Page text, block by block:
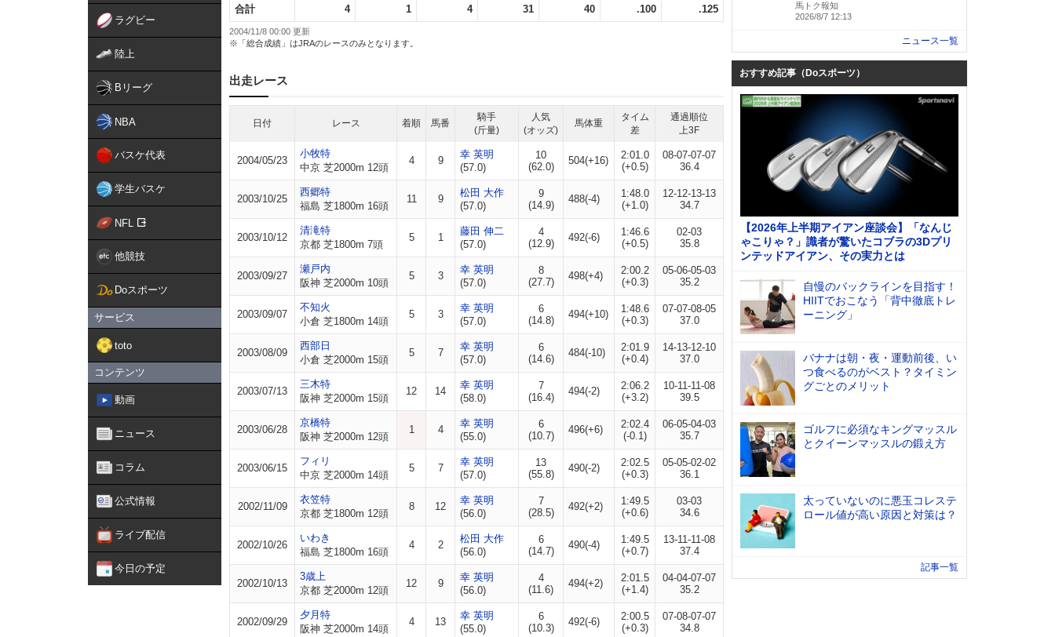
ラグビー
陸上
Bリーグ
NBA
バスケ代表
学生バスケ
NFL
他競技
Doスポーツ
サービス
toto
コンテンツ
動画
ニュース
コラム
公式情報
ライブ配信
今日の予定
合計 4 1 4 31 40 .100 .125
2004/11/8 00:00 更新
※「総合成績」はJRAのレースのみとなります。
出走レース
日付 レース 着順 馬番
騎手
(斤量)
人気
(オッズ)
馬体重
タイム
差
通過順位
上3F
2004/05/23
小牧特
中京 芝2000m 12頭
4 9
幸 英明
(57.0)
10
(62.0)
504(+16)
2:01.0
(+0.5)
08-07-07-07
36.4
2003/10/25
西郷特
福島 芝1800m 16頭
11 9
松田 大作
(57.0)
9
(14.9)
488(-4)
1:48.0
(+1.0)
12-12-13-13
34.7
2003/10/12
清滝特
京都 芝1800m 7頭
5 1
藤田 伸二
(57.0)
4
(12.9)
492(-6)
1:46.6
(+0.5)
02-03
35.8
2003/09/27
瀬戸内
阪神 芝2000m 10頭
5 3
幸 英明
(57.0)
8
(27.7)
498(+4)
2:00.2
(+0.3)
05-06-05-03
35.2
2003/09/07
不知火
小倉 芝1800m 14頭
5 3
幸 英明
(57.0)
6
(14.8)
494(+10)
1:48.6
(+0.3)
07-07-08-05
37.0
2003/08/09
西部日
小倉 芝2000m 15頭
5 7
幸 英明
(57.0)
6
(14.6)
484(-10)
2:01.9
(+0.4)
14-13-12-10
37.0
2003/07/13
三木特
阪神 芝2000m 15頭
12 14
幸 英明
(58.0)
7
(16.4)
494(-2)
2:06.2
(+3.2)
10-11-11-08
39.5
2003/06/28
京橋特
阪神 芝2000m 12頭
1 4
幸 英明
(55.0)
6
(10.7)
496(+6)
2:02.4
(-0.1)
06-05-04-03
35.7
2003/06/15
フィリ
中京 芝2000m 14頭
5 7
幸 英明
(57.0)
13
(55.8)
490(-2)
2:02.5
(+0.3)
05-05-02-02
36.1
2002/11/09
衣笠特
京都 芝1800m 12頭
8 12
幸 英明
(56.0)
7
(28.5)
492(+2)
1:49.5
(+0.6)
03-03
34.6
2002/10/26
いわき
福島 芝1800m 16頭
4 2
松田 大作
(56.0)
6
(14.7)
490(-4)
1:49.5
(+0.7)
13-11-11-08
37.4
2002/10/13
3歳上
京都 芝2000m 12頭
12 9
幸 英明
(56.0)
4
(11.6)
494(+2)
2:01.5
(+1.4)
04-04-07-07
35.2
2002/09/29
夕月特
阪神 芝2000m 14頭
4 13
幸 英明
(55.0)
6
(10.3)
492(-6)
2:00.5
(+0.3)
07-08-07-07
34.8
馬トク報知
2026/8/7 12:13
ニュース一覧
おすすめ記事（Doスポーツ）
【2026年上半期アイアン座談会】「なんじ
ゃこりゃ？」識者が驚いたコブラの3Dプリ
ンテッドアイアン、その実力とは
自慢のバックラインを目指す！
HIITでおこなう「背中徹底トレ
ーニング」
バナナは朝・夜・運動前後、い
つ食べるのがベスト？タイミン
グごとのメリット
ゴルフに必須なキングマッスル
とクイーンマッスルの鍛え方
太っていないのに悪玉コレステ
ロール値が高い原因と対策は？
記事一覧